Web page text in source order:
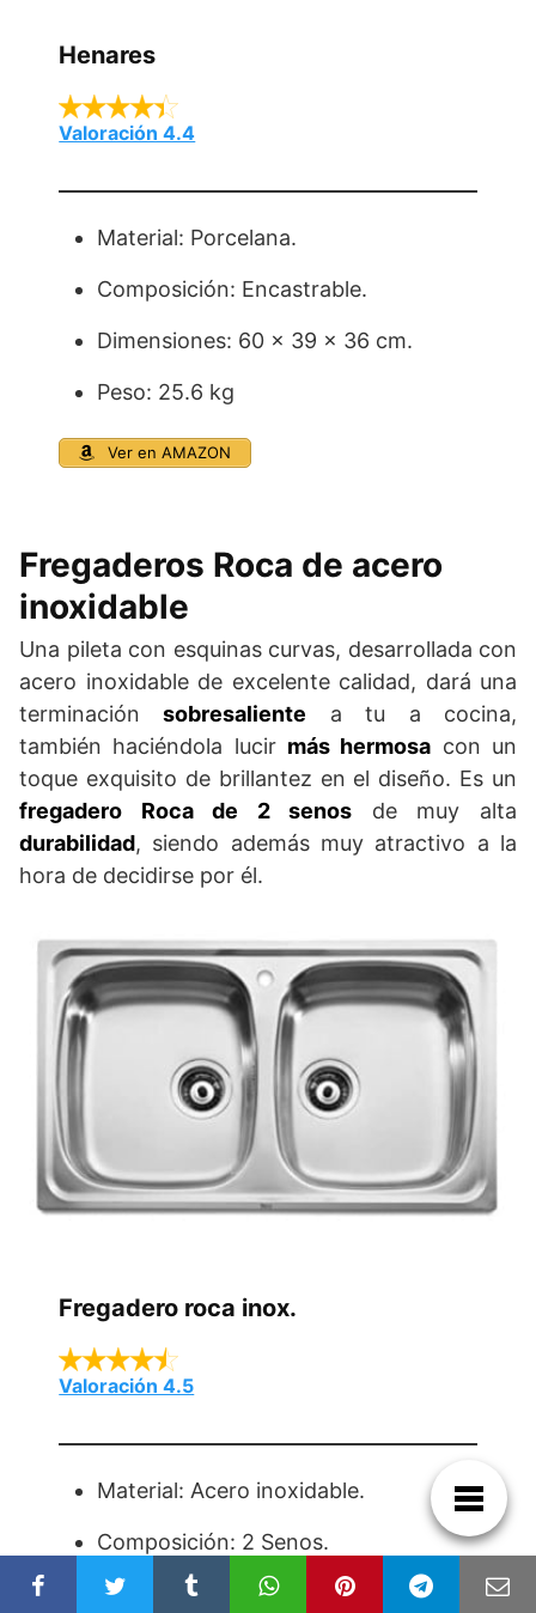
Henares
Valoración 4.4
Material: Porcelana.
Composición: Encastrable.
Dimensiones: 60 x 39 x 36 cm.
Peso: 25.6 kg
Ver en AMAZON
Fregaderos Roca de acero
inoxidable
Una pileta con esquinas curvas, desarrollada con
acero inoxidable de excelente calidad, dará una
terminaciónsobresaliente a tu a cocina,
también haciéndola lucir más hermosa con un
toque exquisito de brillantez en el diseño. Es un
fregadero Roca de 2 senos de muy alta
durabilidad, siendo además muy atractivo a la
hora de decidirse por él.
Fregadero roca inox.
Valoración 4.5
Material: Acero inoxidable.
Composición: 2 Senos.
Dimensiones: 80 x 49 x 15.5 cm.